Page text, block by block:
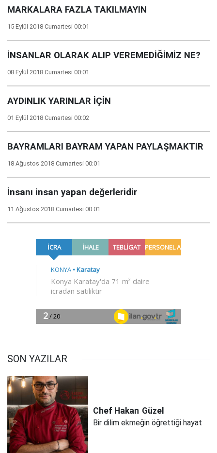
MARKALARA FAZLA TAKILMAYIN
15 Eylül 2018 Cumartesi 00:01
İNSANLAR OLARAK ALIP VEREMEDİĞİMİZ NE?
08 Eylül 2018 Cumartesi 00:01
AYDINLIK YARINLAR İÇİN
01 Eylül 2018 Cumartesi 00:02
BAYRAMLARI BAYRAM YAPAN PAYLAŞMAKTIR
18 Ağustos 2018 Cumartesi 00:01
İnsanı insan yapan değerleridir
11 Ağustos 2018 Cumartesi 00:01
SON YAZILAR
Chef Hakan Güzel
Bir dilim ekmeğin öğrettiği hayat